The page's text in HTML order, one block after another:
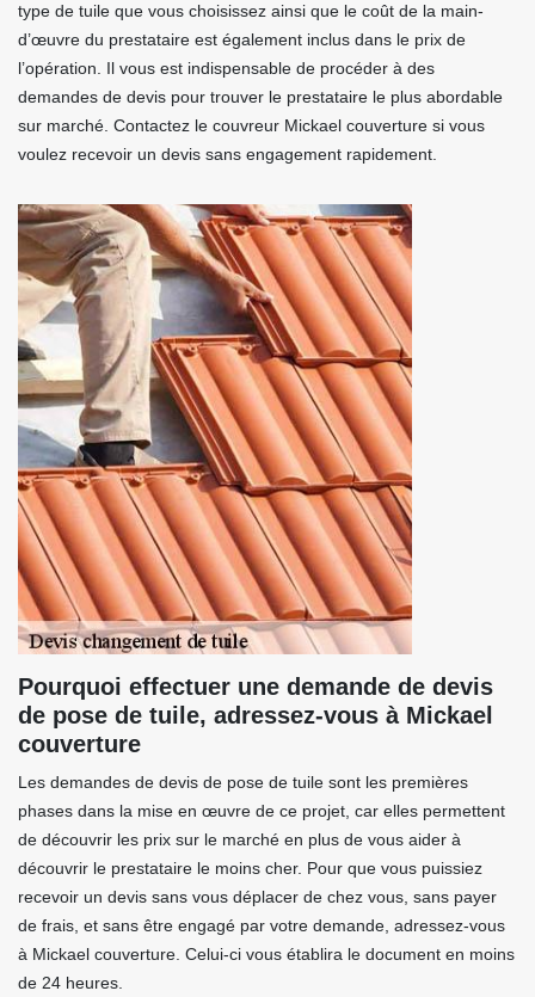
type de tuile que vous choisissez ainsi que le coût de la main-
d’œuvre du prestataire est également inclus dans le prix de
l’opération. Il vous est indispensable de procéder à des
demandes de devis pour trouver le prestataire le plus abordable
sur marché. Contactez le couvreur Mickael couverture si vous
voulez recevoir un devis sans engagement rapidement.
Pourquoi effectuer une demande de devis
de pose de tuile, adressez-vous à Mickael
couverture
Les demandes de devis de pose de tuile sont les premières
phases dans la mise en œuvre de ce projet, car elles permettent
de découvrir les prix sur le marché en plus de vous aider à
découvrir le prestataire le moins cher. Pour que vous puissiez
recevoir un devis sans vous déplacer de chez vous, sans payer
de frais, et sans être engagé par votre demande, adressez-vous
à Mickael couverture. Celui-ci vous établira le document en moins
de 24 heures.